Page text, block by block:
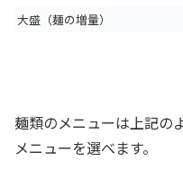
大盛（麺の増量）
麺類のメニューは上記の
メニューを選べます。